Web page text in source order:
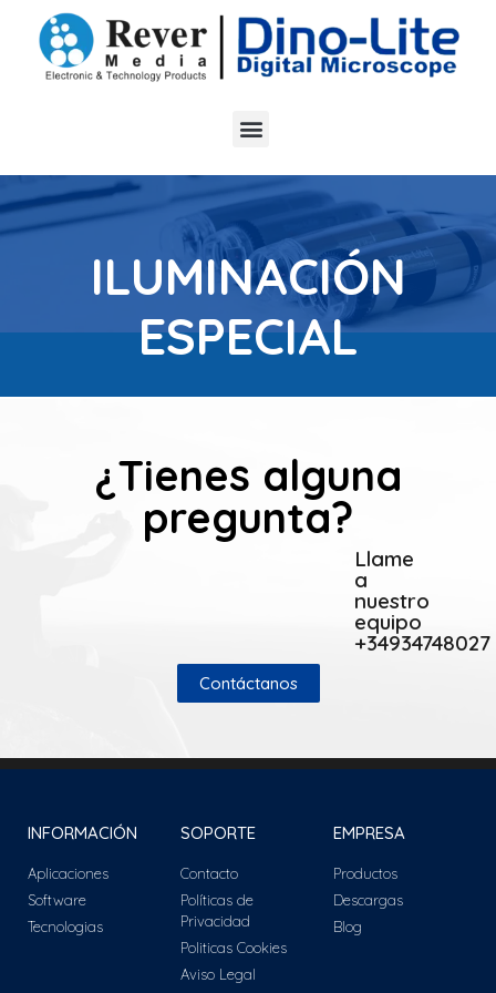
ILUMINACIÓN
ESPECIAL
¿Tienes alguna
pregunta?
Llame
a
nuestro
equipo
+34934748027
Contáctanos
INFORMACIÓN
Aplicaciones
Software
Tecnologias
SOPORTE
Contacto
Políticas de
Privacidad
Politicas Cookies
Aviso Legal
EMPRESA
Productos
Descargas
Blog